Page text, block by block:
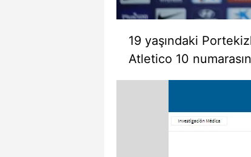
19 yaşındaki
Atletico 10